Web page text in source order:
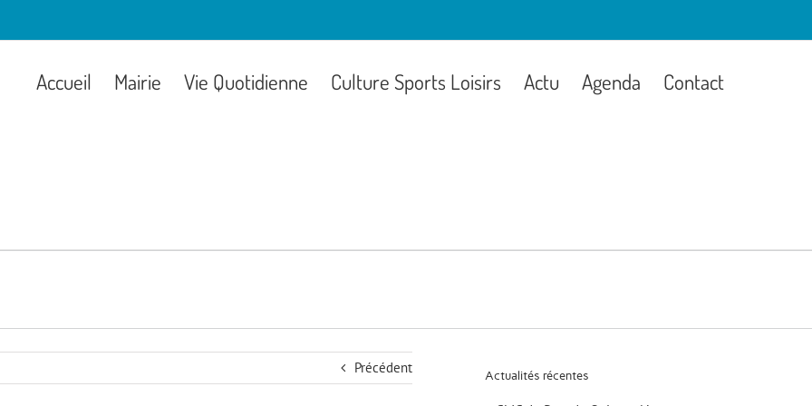
Accueil Mairie Vie Quotidienne Culture Sports Loisirs Actu Agenda Contact
Précédent Actualités récentes